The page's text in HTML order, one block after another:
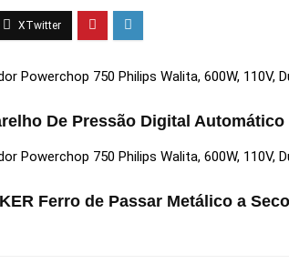
De Pressão Digital
Ferro de Passar Metálico a